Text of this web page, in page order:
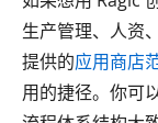
生产管理、人资
提供的应用商店
用的捷径。你可